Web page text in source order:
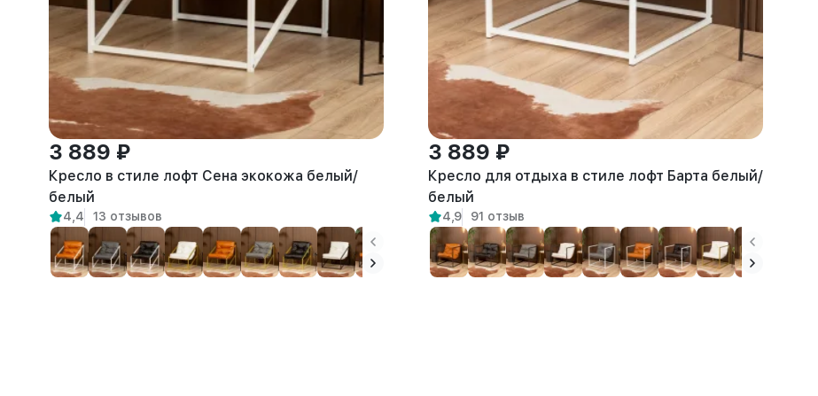
3 889 ₽
Кресло в стиле лофт Сена экокожа белый/
белый
4,4 13 отзывов
3 889 ₽
Кресло для отдыха в стиле лофт Барта белый/
белый
4,9 91 отзыв